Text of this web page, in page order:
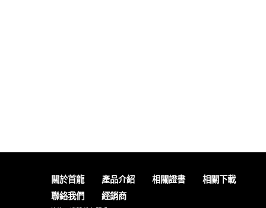
關於首龍 產品介紹 相關證書
相關下載
聯絡我們
經銷商